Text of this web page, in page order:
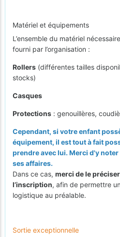
Matériel et équipements
L’ensemble du matériel
fourni par l’organisation :
Rollers (différentes tailles
stocks)
Casques
Protections : genouillères,
Cependant, si votre enfant
équipement, il est tout à fait
prendre avec lui. Merci d'y
ses affaires.
Dans ce cas, merci de le
l’inscription, afin de permettre
logistique au préalable.
Sortie exceptionnelle